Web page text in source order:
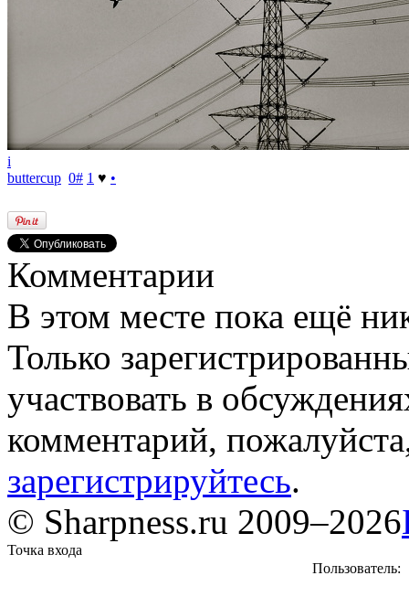
i
buttercup 0# 1 ♥ •
Комментарии
В этом месте пока ещё
Только
участвовать в
комментарий,
зарегистрируйтесь.
© Sharpness.ru 2009–2026
Точка входа
Пользователь: